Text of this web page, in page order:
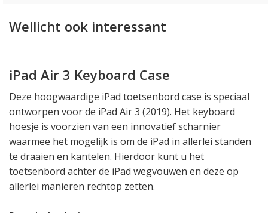
Wellicht ook interessant
iPad Air 3 Keyboard Case
Deze hoogwaardige iPad toetsenbord case is speciaal
ontworpen voor de iPad Air 3 (2019). Het keyboard
hoesje is voorzien van een innovatief scharnier
waarmee het mogelijk is om de iPad in allerlei standen
te draaien en kantelen. Hierdoor kunt u het
toetsenbord achter de iPad wegvouwen en deze op
allerlei manieren rechtop zetten.